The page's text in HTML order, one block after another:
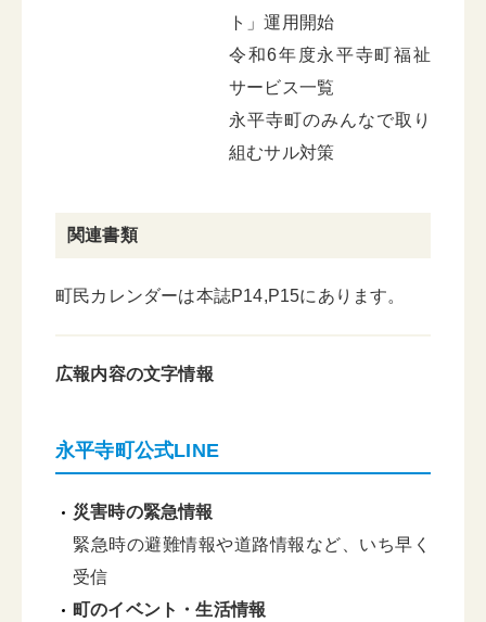
ト」運用開始
令和6年度永平寺町福祉
サービス一覧
永平寺町のみんなで取り
組むサル対策
関連書類
町民カレンダーは本誌P14,P15にあります。
広報内容の文字情報
永平寺町公式LINE
災害時の緊急情報
緊急時の避難情報や道路情報など、いち早く
受信
町のイベント・生活情報